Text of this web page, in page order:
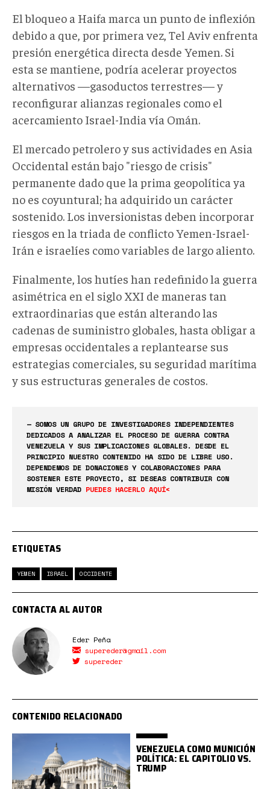
El bloqueo a Haifa marca un punto de inflexión
debido a que, por primera vez, Tel Aviv enfrenta
presión energética directa desde Yemen. Si
esta se mantiene, podría acelerar proyectos
alternativos —gasoductos terrestres— y
reconfigurar alianzas regionales como el
acercamiento Israel-India vía Omán.
El mercado petrolero y sus actividades en Asia
Occidental están bajo "riesgo de crisis"
permanente dado que la prima geopolítica ya
no es coyuntural; ha adquirido un carácter
sostenido. Los inversionistas deben incorporar
riesgos en la triada de conflicto Yemen-Israel-
Irán e israelíes como variables de largo aliento.
Finalmente, los hutíes han redefinido la guerra
asimétrica en el siglo XXI de maneras tan
extraordinarias que están alterando las
cadenas de suministro globales, hasta obligar a
empresas occidentales a replantearse sus
estrategias comerciales, su seguridad marítima
y sus estructuras generales de costos.
— SOMOS UN GRUPO DE INVESTIGADORES INDEPENDIENTES
DEDICADOS A ANALIZAR EL PROCESO DE GUERRA CONTRA
VENEZUELA Y SUS IMPLICACIONES GLOBALES. DESDE EL
PRINCIPIO NUESTRO CONTENIDO HA SIDO DE LIBRE USO.
DEPENDEMOS DE DONACIONES Y COLABORACIONES PARA
SOSTENER ESTE PROYECTO, SI DESEAS CONTRIBUIR CON
MISIÓN VERDAD PUEDES HACERLO AQUÍ<
ETIQUETAS
YEMEN ISRAEL OCCIDENTE
CONTACTA AL AUTOR
Eder Peña
supereder@gmail.com
supereder
CONTENIDO RELACIONADO
VENEZUELA COMO MUNICIÓN
POLÍTICA: EL CAPITOLIO VS.
TRUMP